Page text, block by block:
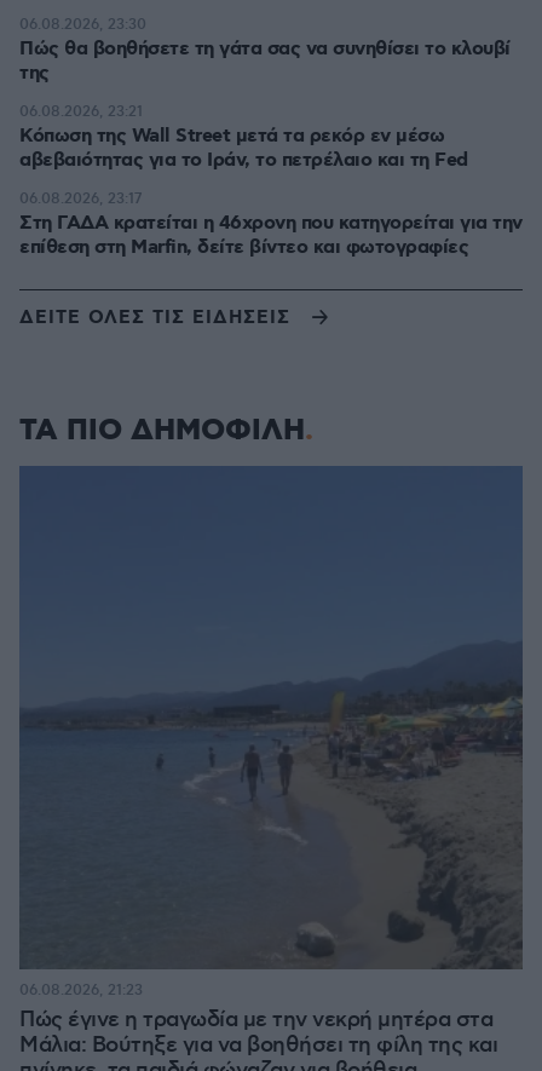
Πώς θα βοηθήσετε τη γάτα σας να συνηθίσει το κλουβί
της
06.08.2026, 23:30
Κόπωση της Wall Street μετά τα ρεκόρ εν μέσω
αβεβαιότητας για το Ιράν, το πετρέλαιο και τη Fed
06.08.2026, 23:21
Στη ΓΑΔΑ κρατείται η 46χρονη που κατηγορείται για την
επίθεση στη Marfin, δείτε βίντεο και φωτογραφίες
06.08.2026, 23:17
ΔΕΙΤΕ ΟΛΕΣ ΤΙΣ ΕΙΔΗΣΕΙΣ
ΤΑ ΠΙΟ ΔΗΜΟΦΙΛΗ
Πώς έγινε η τραγωδία με την νεκρή μητέρα στα
Μάλια: Βούτηξε για να βοηθήσει τη φίλη της και
06.08.2026, 21:23